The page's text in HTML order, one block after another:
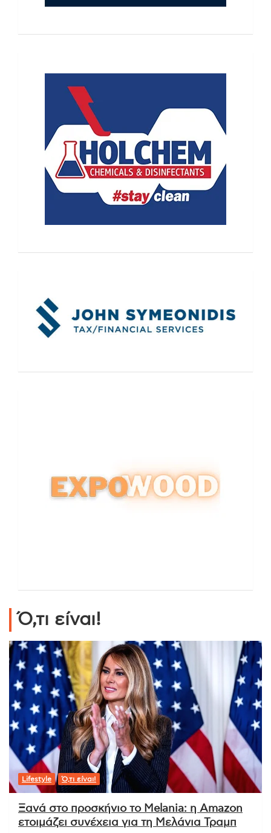
Ό,τι είναι!
Lifestyle Ό,τι είναι!
Ξανά στο προσκήνιο το Melania: η Amazon
ετοιμάζει συνέχεια για τη Μελάνια Τραμπ